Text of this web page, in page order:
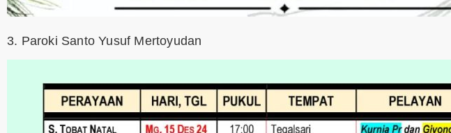
3. Paroki Santo Yusuf Mertoyudan